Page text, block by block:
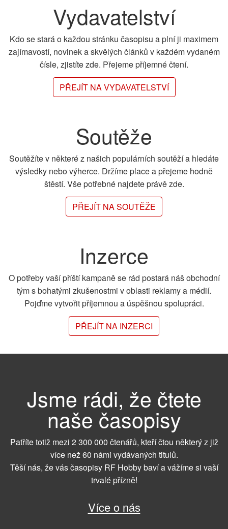
Vydavatelství
Kdo se stará o každou stránku časopisu a plní ji maximem
zajímavostí, novinek a skvělých článků v každém vydaném
čísle, zjistíte zde. Přejeme příjemné čtení.
PŘEJÍT NA VYDAVATELSTVÍ
Soutěže
Soutěžíte v některé z našich populárních soutěží a hledáte
výsledky nebo výherce. Držíme place a přejeme hodně
štěstí. Vše potřebné najdete právě zde.
PŘEJÍT NA SOUTĚŽE
Inzerce
O potřeby vaší příští kampaně se rád postará náš obchodní
tým s bohatými zkušenostmi v oblasti reklamy a médií.
Pojďme vytvořit příjemnou a úspěšnou spolupráci.
PŘEJÍT NA INZERCI
Jsme rádi, že čtete
naše časopisy
Patříte totiž mezi 2 300 000 čtenářů, kteří čtou některý z již
více než 60 námi vydávaných titulů.
Těší nás, že vás časopisy RF Hobby baví a vážíme si vaší
trvalé přízně!
Více o nás